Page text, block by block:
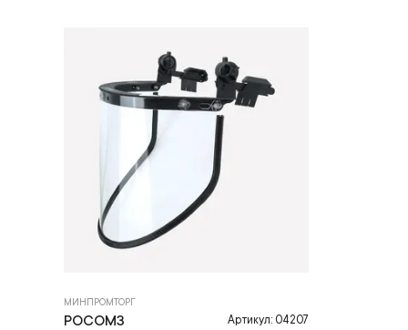
МИНПРОМТОРГ
РОСОМЗ Артикул: 04207